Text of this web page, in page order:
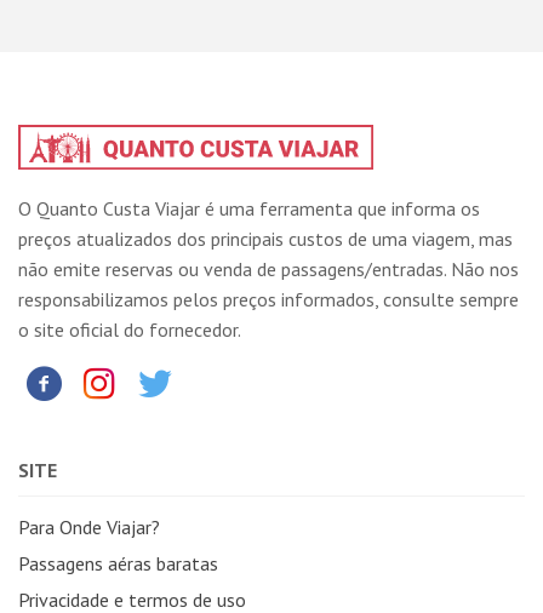
O Quanto Custa Viajar é uma ferramenta que informa os
preços atualizados dos principais custos de uma viagem, mas
não emite reservas ou venda de passagens/entradas. Não nos
responsabilizamos pelos preços informados, consulte sempre
o site oficial do fornecedor.
SITE
Para Onde Viajar?
Passagens aéras baratas
Privacidade e termos de uso